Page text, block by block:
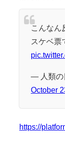
こんなん
スケベ票
— 人類の
October
https://